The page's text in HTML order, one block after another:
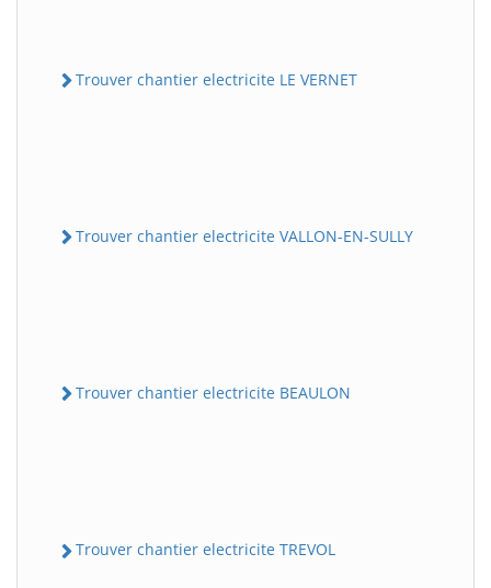
Trouver chantier electricite LE VERNET
Trouver chantier electricite VALLON-EN-SULLY
Trouver chantier electricite BEAULON
Trouver chantier electricite TREVOL